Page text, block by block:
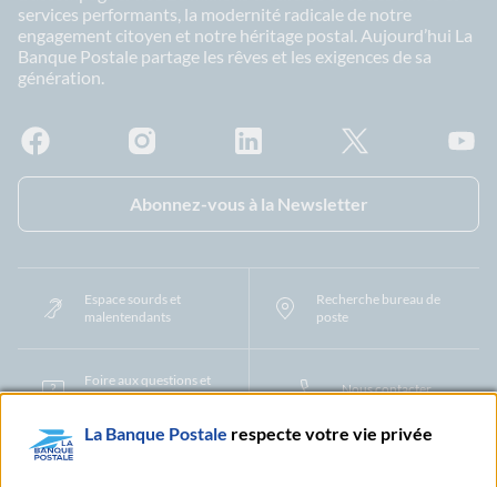
services performants, la modernité radicale de notre
engagement citoyen et notre héritage postal. Aujourd’hui La
Banque Postale partage les rêves et les exigences de sa
génération.
Abonnez-vous à la Newsletter
Espace sourds et
malentendants
Recherche bureau de
poste
Foire aux questions et
centre d'aide
Nous contacter
La Banque Postale respecte votre vie privée